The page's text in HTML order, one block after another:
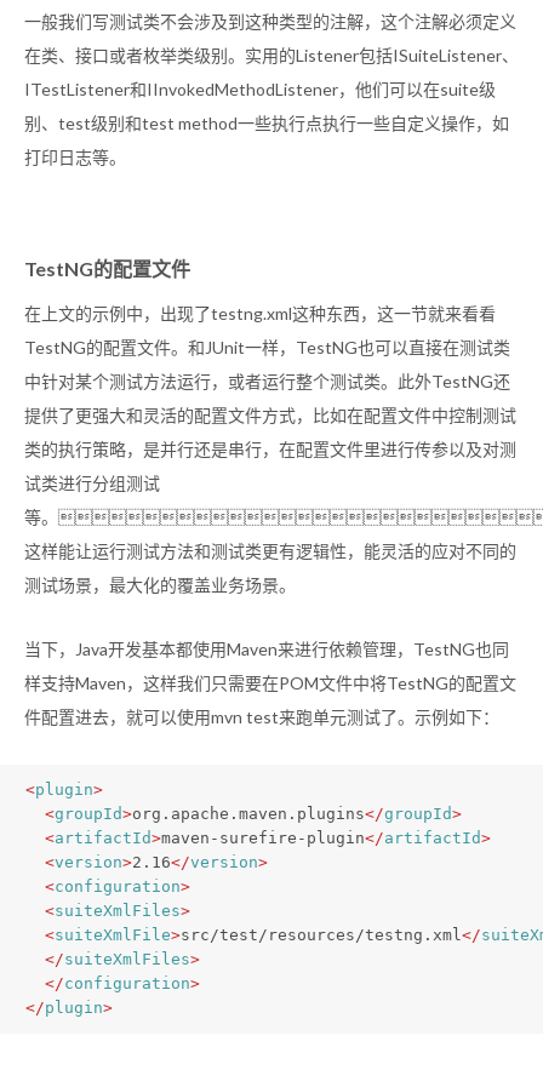
一般我们写测试类不会涉及到这种类型的注解，这个注解必须定义
在类、接口或者枚举类级别。实用的Listener包括ISuiteListener、
ITestListener和IInvokedMethodListener，他们可以在suite级
别、test级别和test method一些执行点执行一些自定义操作，如
打印日志等。
TestNG的配置文件
在上文的示例中，出现了testng.xml这种东西，这一节就来看看TestNG的配置文件。和JUnit一样，TestNG也可以直接在测试类中针对某个测试方法运行，或者运行整个测试类。此外TestNG还提供了更强大和灵活的配置文件方式，比如在配置文件中控制测试类的执行策略，是并行还是串行，在配置文件里进行传参以及对测试类进行分组测试等。
当下，Java开发基本都使用Maven来进行依赖管理，TestNG也同
样支持Maven，这样我们只需要在POM文件中将TestNG的配置文
件配置进去，就可以使用mvn test来跑单元测试了。示例如下：
<plugin>
<groupId>org.apache.maven.plugins</groupId>
<artifactId>maven-surefire-plugin</artifactId>
<version>2.16</version>
<configuration>
<suiteXmlFiles>
<suiteXmlFile>src/test/resources/testng.xml</
</suiteXmlFiles>
</configuration>
</plugin>